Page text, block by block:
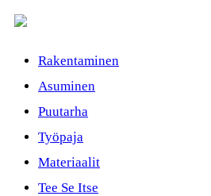
Rakentaminen
Asuminen
Puutarha
Työpaja
Materiaalit
Tee Se Itse